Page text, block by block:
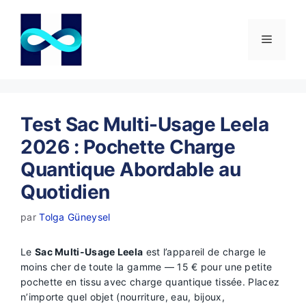
contenu
Menu
Test Sac Multi-Usage Leela
2026 : Pochette Charge
Quantique Abordable au
Quotidien
parTolga Güneysel
Le Sac Multi-Usage Leela est l’appareil de charge le
moins cher de toute la gamme — 15 € pour une petite
pochette en tissu avec charge quantique tissée. Placez
n’importe quel objet (nourriture, eau, bijoux,